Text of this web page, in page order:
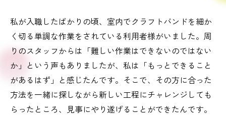
私が入職したばかりの頃、室内でクラフトバンドを細か
く切る単調な作業をされている利用者様がいました。周
りのスタッフからは「難しい作業はできないのではない
か」という声もありましたが、私は「もっとできること
があるはず」と感じたんです。そこで、その方に合った
方法を一緒に探しながら新しい工程にチャレンジしても
らったところ、見事にやり遂げることができたんです。